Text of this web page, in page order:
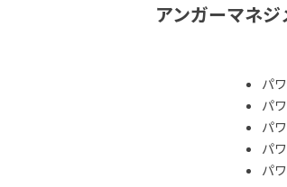
アンガーマネ
パ
パ
パ
パ
パ